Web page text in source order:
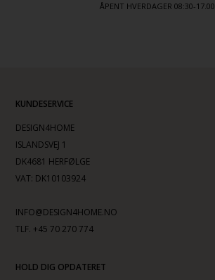
ÅPENT HVERDAGER 08:30-17.00
KUNDESERVICE
DESIGN4HOME
ISLANDSVEJ 1
DK4681 HERFØLGE
VAT: DK10103924
INFO@DESIGN4HOME.NO
TLF. +45 70 270 774
HOLD DIG OPDATERET